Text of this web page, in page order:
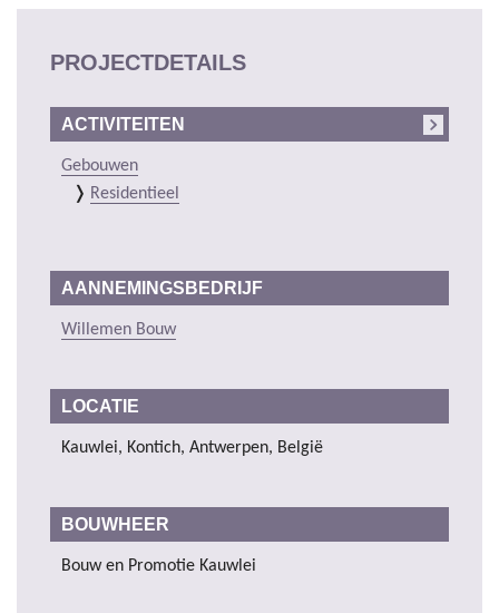
PROJECTDETAILS
ACTIVITEITEN
Gebouwen
Residentieel
AANNEMINGSBEDRIJF
Willemen Bouw
LOCATIE
Kauwlei, Kontich, Antwerpen, België
BOUWHEER
Bouw en Promotie Kauwlei